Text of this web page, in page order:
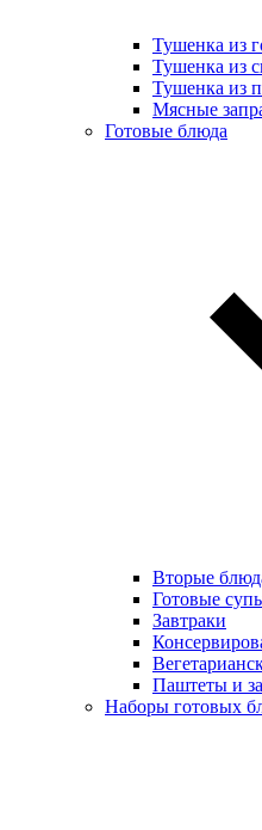
Тушенка из
Тушенка из
Тушенка из
Мясные
Готовые блюда
Вторые
Готовые
Завтраки
Паштеты и
Наборы готовых